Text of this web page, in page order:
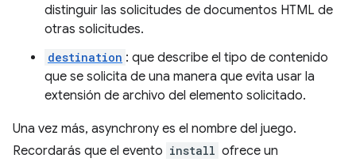
distinguir las solicitudes de documentos HTML de
otras solicitudes.
destination : que describe el tipo de contenido
que se solicita de una manera que evita usar la
extensión de archivo del elemento solicitado.
Una vez más, asynchrony es el nombre del juego.
Recordarás que el evento install ofrece un